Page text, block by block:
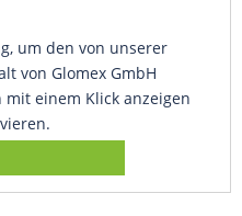
um den von unserer
von Glomex GmbH
einem Klick anzeigen